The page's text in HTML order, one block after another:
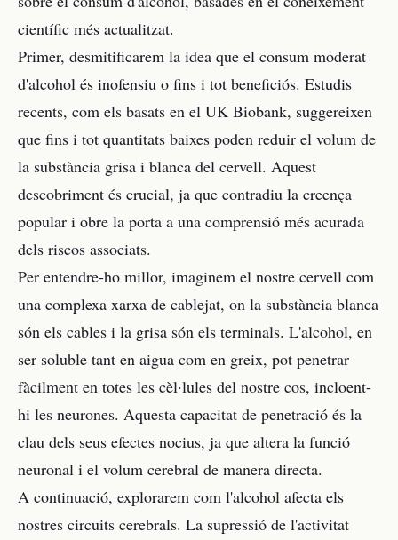
científic més actualitzat.
Primer, desmitificarem la idea que el consum moderat
d'alcohol és inofensiu o fins i tot beneficiós. Estudis
recents, com els basats en el UK Biobank, suggereixen
que fins i tot quantitats baixes poden reduir el volum de
la substància grisa i blanca del cervell. Aquest
descobriment és crucial, ja que contradiu la creença
popular i obre la porta a una comprensió més acurada
dels riscos associats.
Per entendre-ho millor, imaginem el nostre cervell com
una complexa xarxa de cablejat, on la substància blanca
són els cables i la grisa són els terminals. L'alcohol, en
ser soluble tant en aigua com en greix, pot penetrar
fàcilment en totes les cèl·lules del nostre cos, incloent-
hi les neurones. Aquesta capacitat de penetració és la
clau dels seus efectes nocius, ja que altera la funció
neuronal i el volum cerebral de manera directa.
A continuació, explorarem com l'alcohol afecta els
nostres circuits cerebrals. La supressió de l'activitat